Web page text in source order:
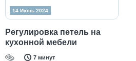
14 Июнь 2024
Регулировка петель на
кухонной мебели
7 минут